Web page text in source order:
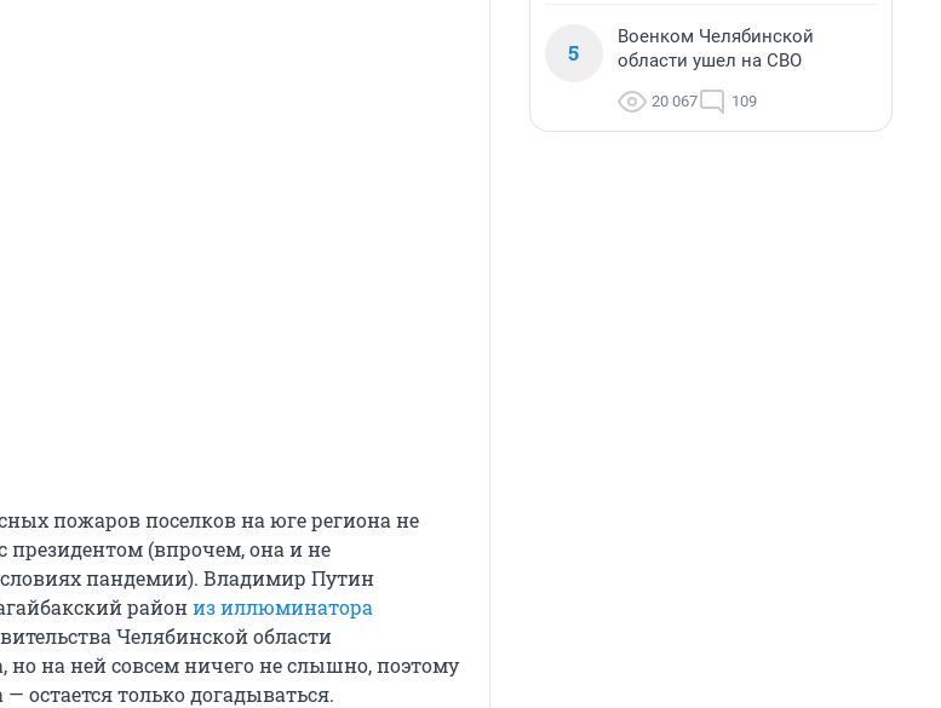
пожаров поселков на юге региона не
президентом (впрочем, она и не
пандемии). Владимир Путин
райониз иллюминатора
Челябинской области
но на ней совсем ничего не слышно, поэтому
остается только догадываться.
5
Военком Челябинской
области ушел на СВО
20 067 109